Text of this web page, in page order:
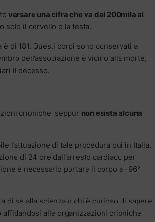
versare una cifra che va dai 200mila ai
solo il cervello o la testa.
di 181. Questi corpi sono conservati a
dell’associazione è vicino alla morte,
il decesso.
crioniche, seppur non esista alcuna
l’attuazione di tale procedura qui in Italia.
di 24 ore dall’arresto cardiaco per
è necessario portare il corpo a -96°
di sè alla scienza o chi è curioso di sapere
alle organizzazioni crioniche